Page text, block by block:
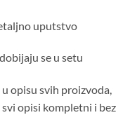
uputstvo
se u setu
opisu svih proizvoda,
opisi kompletni i bez